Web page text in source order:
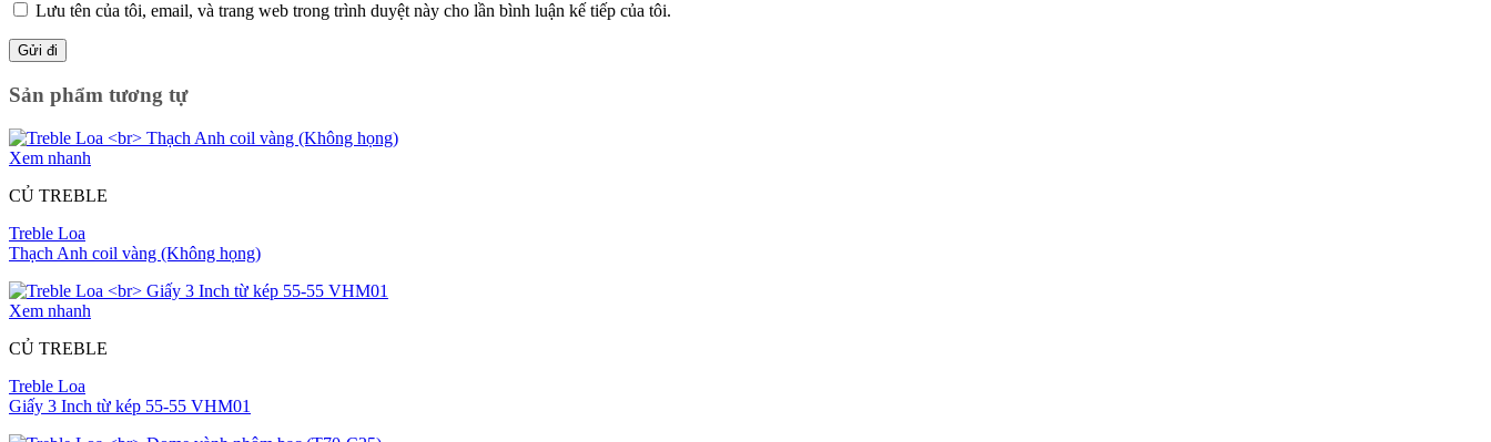
Lưu tên của tôi, email, và trang web trong trình duyệt này cho lần bình luận kế tiếp của tôi.
Sản phẩm tương tự
Xem nhanh
CỦ TREBLE
Treble Loa
Thạch Anh coil vàng (Không họng)
Xem nhanh
CỦ TREBLE
Treble Loa
Giấy 3 Inch từ kép 55-55 VHM01